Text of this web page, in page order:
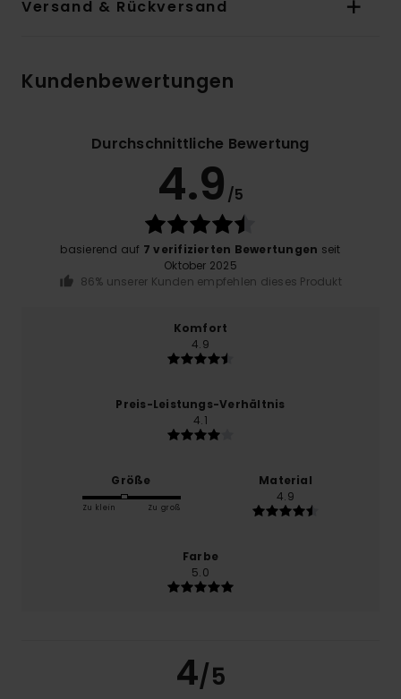
Versand & Rückversand
Kundenbewertungen
Durchschnittliche Bewertung
4.9 /5
basierend auf 7 verifizierten Bewertungen seit
Oktober 2025
86% unserer Kunden empfehlen dieses Produkt
Komfort
4.9
Preis-Leistungs-Verhältnis
4.1
Größe
Zu klein Zu groß
Material
4.9
Farbe
5.0
4/5